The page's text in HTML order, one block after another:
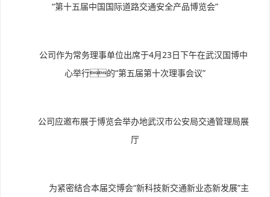
“第十五届中国国际道路交通安全产品博览会”
公司作为常务理事单位出席于4月23日下午在武汉国博中
心举行的“第五届第十次理事会议”
公司应邀布展于博览会举办地武汉市公安局交通管理局展
厅
为紧密结合本届交博会“新科技新交通新业态新发展”主